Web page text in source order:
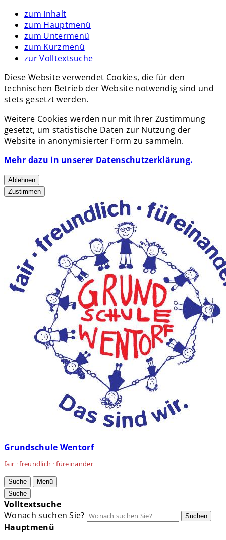
zum Inhalt
zum Hauptmenü
zum Untermenü
zum Kurzmenü
zur Volltextsuche
Diese Website verwendet Cookies, die für den
technischen Betrieb der Website notwendig sind und
stets gesetzt werden.
Weitere Cookies werden nur mit Ihrer Zustimmung
gesetzt, um statistische Daten zur Nutzung der
Website in anonymisierter Form zu sammeln.
Mehr dazu in unserer Datenschutzerklärung.
Ablehnen
Zustimmen
Grundschule Wentorf
fair · freundlich · füreinander
Suche
Menü
Suche
Volltextsuche
Wonach suchen Sie?
Suchen
Hauptmenü